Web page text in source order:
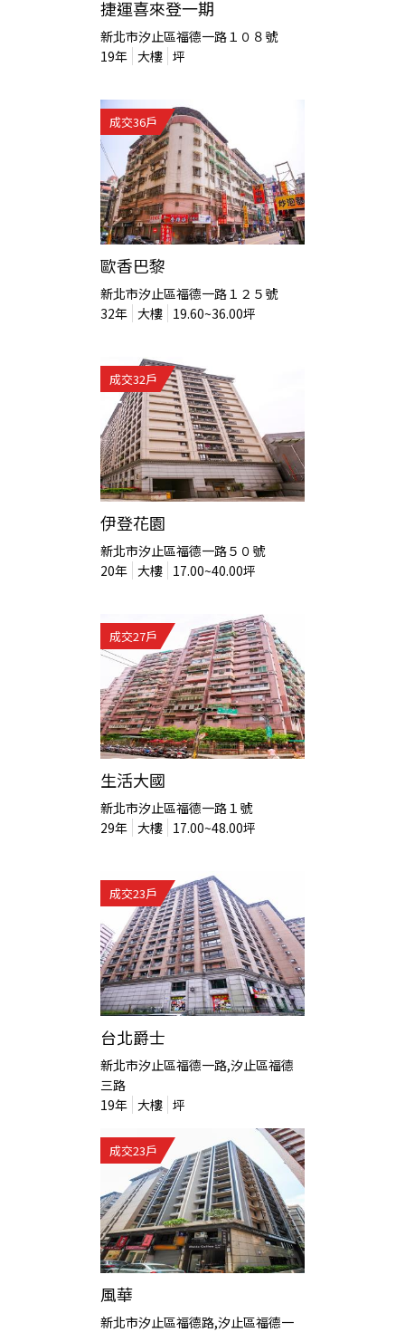
捷運喜來登一期
新北市汐止區福德一路１０８號
19年 大樓 坪
成交36戶
歐香巴黎
新北市汐止區福德一路１２５號
32年 大樓 19.60~36.00坪
成交32戶
伊登花園
新北市汐止區福德一路５０號
20年 大樓 17.00~40.00坪
成交27戶
生活大國
新北市汐止區福德一路１號
29年 大樓 17.00~48.00坪
成交23戶
台北爵士
新北市汐止區福德一路,汐止區福德
三路
19年 大樓 坪
成交23戶
風華
新北市汐止區福德路,汐止區福德一